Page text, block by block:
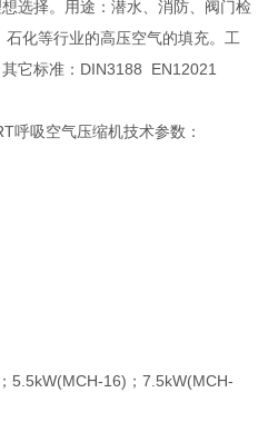
选择。用途：潜水、消防、阀门检
化等行业的高压空气的填充。工
它标准：DIN3188 EN12021
呼吸空气压缩机技术参数：
5.5kW(MCH-16)；7.5kW(MCH-